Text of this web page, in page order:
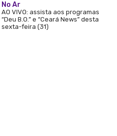
No Ar
AO VIVO: assista aos programas
“Deu B.O.” e “Ceará News” desta
sexta-feira (31)